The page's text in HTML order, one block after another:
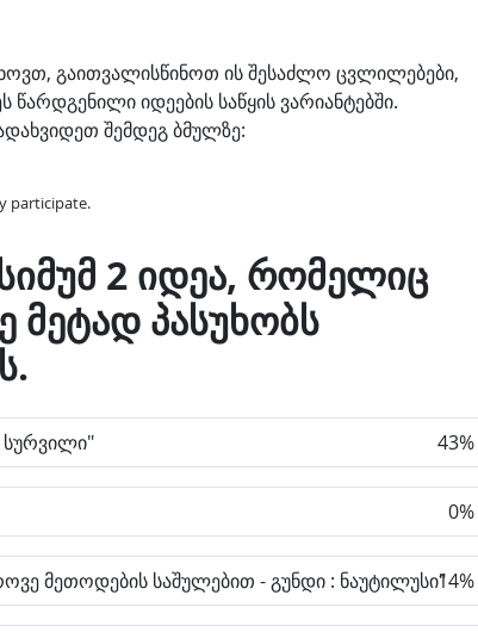
გაითვალისწინოთ ის შესაძლო ცვლილებები,
იდეების საწყის ვარიანტებში.
შემდეგ ბმულზე:
participate.
2 იდეა, რომელიც
მეტად პასუხობს
43%
0%
14%
მეთოდების საშულებით - გუნდი : ნაუტილუსი"